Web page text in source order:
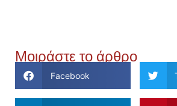
Μοιράστε το άρθρο
Facebook